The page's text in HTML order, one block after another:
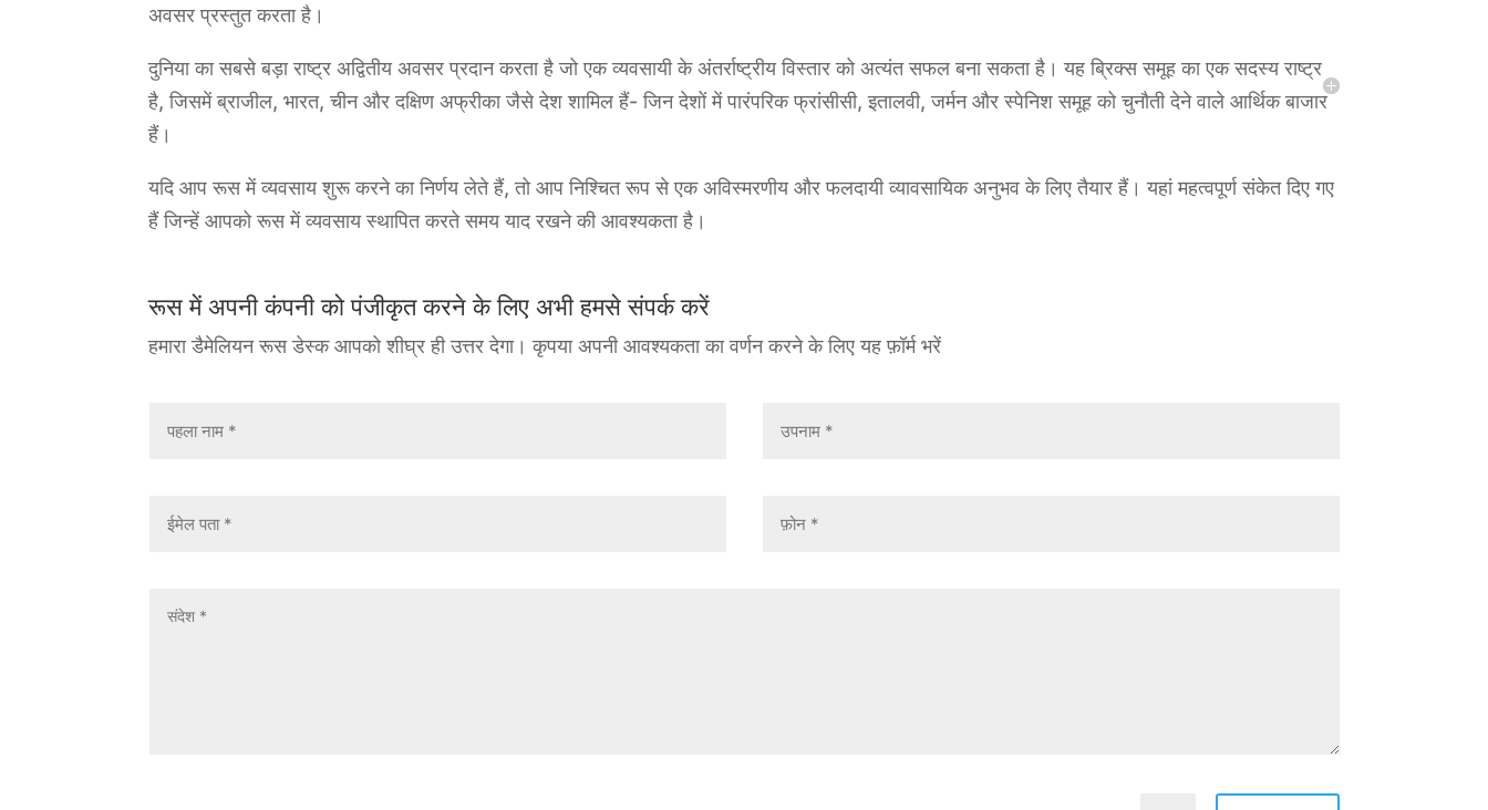
अवसर प्रस्तुत करता है।
दुनिया का सबसे बड़ा राष्ट्र अद्वितीय अवसर प्रदान करता है जो एक व्यवसायी के अंतर्राष्ट्रीय विस्तार को अत्यंत सफल बना सकता है। यह ब्रिक्स समूह का एक सदस्य राष्ट्र
है, जिसमें ब्राजील, भारत, चीन और दक्षिण अफ्रीका जैसे देश शामिल हैं- जिन देशों में पारंपरिक फ्रांसीसी, इतालवी, जर्मन और स्पेनिश समूह को चुनौती देने वाले आर्थिक बाजार
हैं।
यदि आप रूस में व्यवसाय शुरू करने का निर्णय लेते हैं, तो आप निश्चित रूप से एक अविस्मरणीय और फलदायी व्यावसायिक अनुभव के लिए तैयार हैं। यहां महत्वपूर्ण संकेत दिए गए
हैं जिन्हें आपको रूस में व्यवसाय स्थापित करते समय याद रखने की आवश्यकता है।
रूस में अपनी कंपनी को पंजीकृत करने के लिए अभी हमसे संपर्क करें
हमारा डैमेलियन रूस डेस्क आपको शीघ्र ही उत्तर देगा। कृपया अपनी आवश्यकता का वर्णन करने के लिए यह फ़ॉर्म भरें